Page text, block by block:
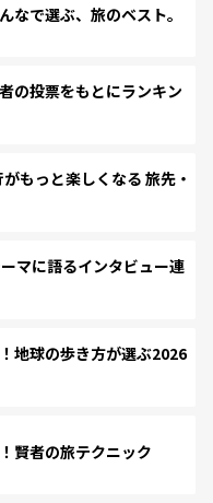
で選ぶ、旅のベスト。
の投票をもとにランキン
もっと楽しくなる 旅先・
マに語るインタビュー連
地球の歩き方が選ぶ2026
賢者の旅テクニック